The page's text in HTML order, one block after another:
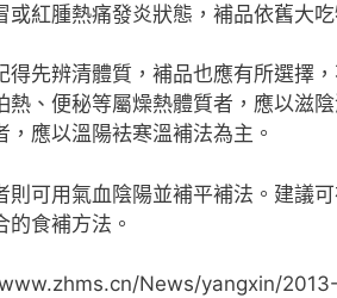
或紅腫熱痛發炎狀態，補品依舊大
辨清體質，補品也應有所選擇，
熱、便秘等屬燥熱體質者，應以滋
，應以溫陽袪寒溫補法為主。
用氣血陰陽並補平補法。建議可
的食補方法。
News/yangxin/